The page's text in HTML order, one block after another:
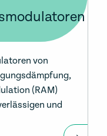
von
(RAM)
und